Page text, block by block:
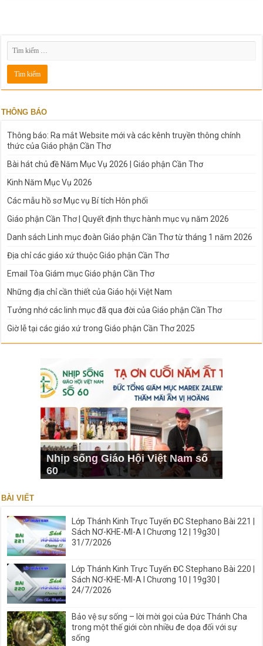
THÔNG BÁO
Thông báo: Ra mắt Website mới và các kênh truyền thông chính
thức của Giáo phận Cần Thơ
Bài hát chủ đề Năm Mục Vụ 2026 | Giáo phận Cần Thơ
Kinh Năm Mục Vụ 2026
Các mẫu hồ sơ Mục vụ Bí tích Hôn phối
Giáo phận Cần Thơ | Quyết định thực hành mục vụ năm 2026
Danh sách Linh mục đoàn Giáo phận Cần Thơ từ tháng 1 năm 2026
Địa chỉ các giáo xứ thuộc Giáo phận Cần Thơ
Email Tòa Giám mục Giáo phận Cần Thơ
Những địa chỉ cần thiết của Giáo hội Việt Nam
Tưởng nhớ các linh mục đã qua đời của Giáo phận Cần Thơ
Giờ lễ tại các giáo xứ trong Giáo phận Cần Thơ 2025
Nhịp sống Giáo Hội Việt Nam số
60
BÀI VIẾT
Lớp Thánh Kinh Trực Tuyến ĐC Stephano Bài 221 |
Sách NƠ-KHE-MI-A I Chương 12 | 19g30 |
31/7/2026
Lớp Thánh Kinh Trực Tuyến ĐC Stephano Bài 220 |
Sách NƠ-KHE-MI-A I Chương 10 | 19g30 |
24/7/2026
Bảo vệ sự sống – lời mời gọi của Đức Thánh Cha
trong một thế giới còn nhiều đe dọa đối với sự
sống